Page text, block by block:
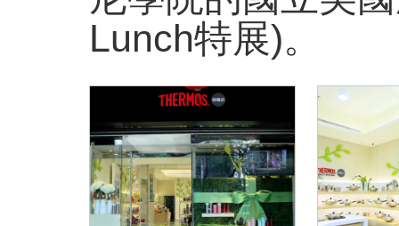
Lunch特展)。